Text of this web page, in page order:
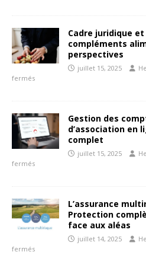
Cadre juridique
compléments
perspectives
juillet 15, 2025
fermés
Gestion des
d’association en
complet
juillet 15, 2025
fermés
L’assurance
Protection
face aux aléas
juillet 14, 2025
fermés